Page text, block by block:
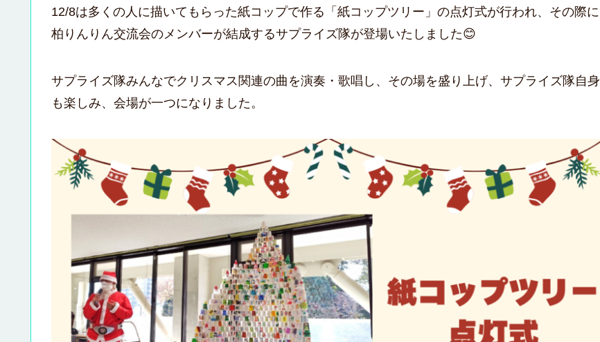
12/8は多くの人に描いてもらった紙コップで作る「紙コップツリー」の点灯式が行われ、その際に
柏りんりん交流会のメンバーが結成するサプライズ隊が登場いたしました😊
サプライズ隊みんなでクリスマス関連の曲を演奏・歌唱し、その場を盛り上げ、サプライズ隊自身
も楽しみ、会場が一つになりました。